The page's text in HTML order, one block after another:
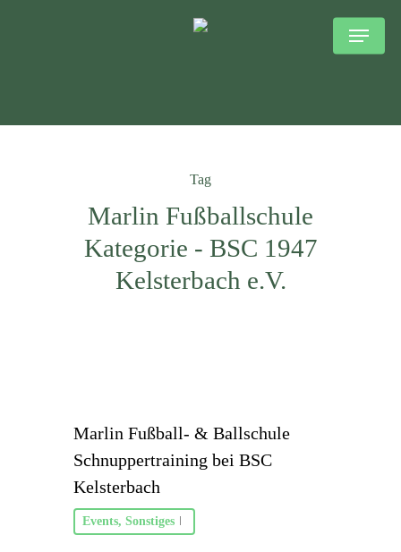
Tag
Marlin Fußballschule
Kategorie - BSC 1947
Kelsterbach e.V.
Marlin Fußball- & Ballschule
Schnuppertraining bei BSC
Kelsterbach
Events, Sonstiges